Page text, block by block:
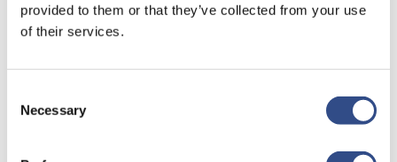
provided to them or that they’ve collected from your use
of their services.
Selection
Necessary
werd bij Defensie besloten dat de Cougars te duur
werden en daardoor afgeschaft. Echter, aangezien de
Het programma
vliegveld Maastricht Aachen Airport. Het programma